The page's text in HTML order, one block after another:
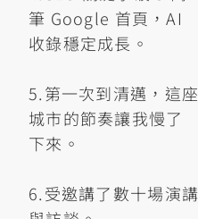
筆 Google 首頁，AI
收錄穩定成長。
5.第一次到清邁，這座
城市的節奏讓我慢了
下來。
6.受邀講了數十場演講